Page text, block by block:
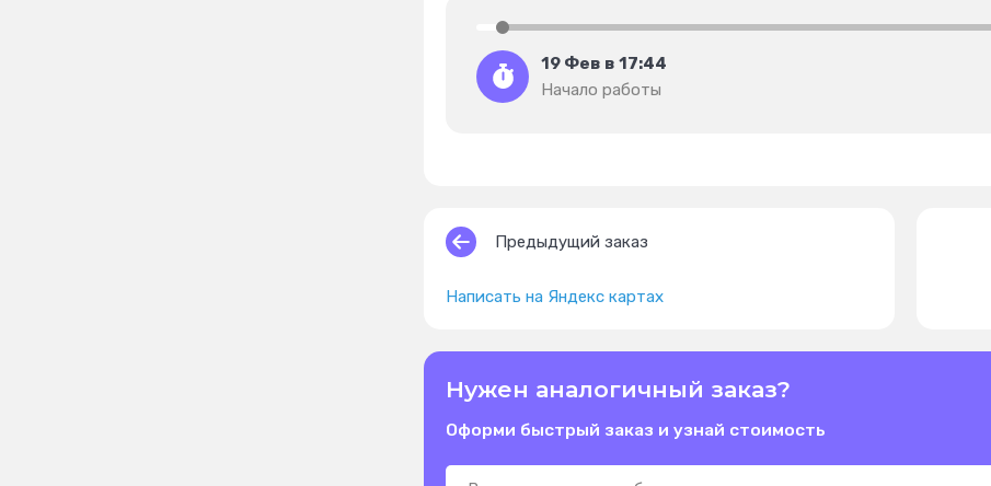
19 Фев в 17:44
Начало работы
Предыдущий заказ
Написать на Яндекс картах
Нужен аналогичный заказ?
Оформи быстрый заказ и узнай стоимость